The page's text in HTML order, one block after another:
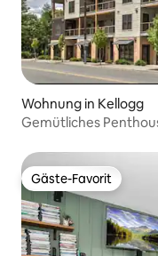
Wohnung in Kellogg
Gemütliches
Gäste-Favorit
Gäste-Favorit